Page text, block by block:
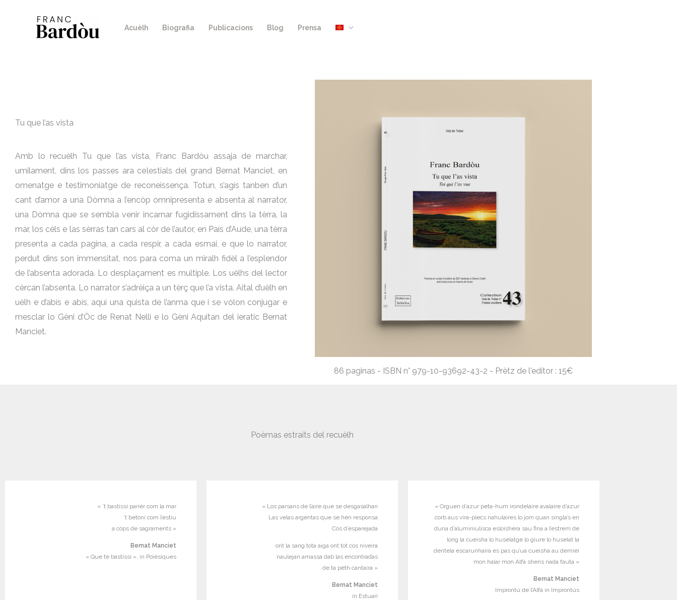
Acuèlh Biografia Publicacions Blog Prensa
Tu que l’as vista
Amb lo recuèlh Tu que l’as vista, Franc Bardòu assaja de marchar,
umilament, dins los passes ara celestials del grand Bernat Manciet, en
omenatge e testimoniatge de reconeissença. Totun, s’agís tanben d’un
cant d’amor a una Dòmna a l’encòp omnipresenta e absenta al narrator,
una Dòmna que se sembla venir incarnar fugidissament dins la tèrra, la
mar, los cèls e las sèrras tan cars al còr de l’autor, en País d’Aude, una tèrra
presenta a cada pagina, a cada respir, a cada esmai, e que lo narrator,
perdut dins son immensitat, nos para coma un miralh fidèl a l’esplendor
de l’absenta adorada. Lo desplaçament es multiple. Los uèlhs del lector
cèrcan l’absenta. Lo narrator s’adrèiça a un tèrç que l’a vista. Aital d’uèlh en
uèlh e d’abís e abís, aquí una quista de l’anma que i se vòlon conjugar e
mesclar lo Gèni d’Òc de Renat Nelli e lo Gèni Aquitan del ieratic Bernat
Manciet.
86 paginas - ISBN n° 979-10-93692-43-2 - Prètz de l'editor : 15€
Poèmas estraits del recuèlh
« ’t bastissi parièr com la mar
’t betòni com l’estiu
a còps de sagraments »
Bernat Manciet
« Que te bastissi », in Poïésiques
« Los parsans de l’aire que se desgasalhan
Las velas argentas que se hèn responsa
Còs d’esparejada
ont la sang tota aiga ont tot còs niveira
naulejan amassa dab las encontradas
de ta pèth cantaira »
Bernat Manciet
in Estuari
« Orguen d’azur peta-hum irondelaire avalaire d’azur
corb aus vira-plecs nahulaires lo jorn quan singla’s en
duna d’aluminiulisca esloishèra sau fina a l’estrem de
long la cueisha lo huselatge lo giure lo huselat la
dentela escarunhaira es pas qu’ua cueisha au demiei
mon halar mon Alfà shens nada fauta »
Bernat Manciet
Improntú de l’Alfà in Improntús